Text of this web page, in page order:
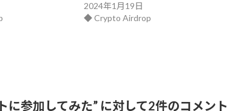
2024年1月19日
◆ Crypto Airdrop
に参加してみた” に対して2件のコメント